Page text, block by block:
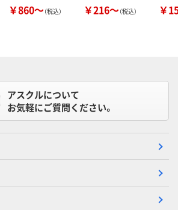
￥860～（税込） ￥216～（税込） ￥
アスクルについて
お気軽にご質問ください。